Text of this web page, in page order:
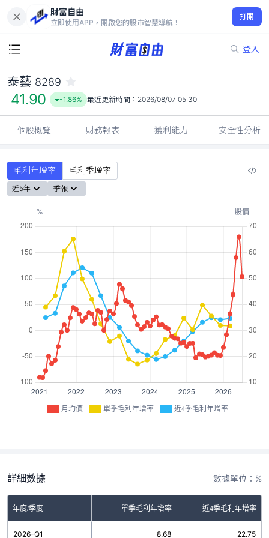
財富自由
立即使用APP，開啟您的股市智慧導航！
打開
登入
41.90
-1.86%
泰藝 8289
41.90 -1.86% 最近更新時間： 2026/08/07 05:30
個股概覽 財務報表 獲利能力 安全性分析
毛利年增率 毛利季增率
近5年 季報
月均價 單季毛利年增率 近4季毛利年增率
詳細數據 數據單位：%
年度/季度 單季毛利年增率 近4季毛利年增率
2026-Q1 8.68 22.75